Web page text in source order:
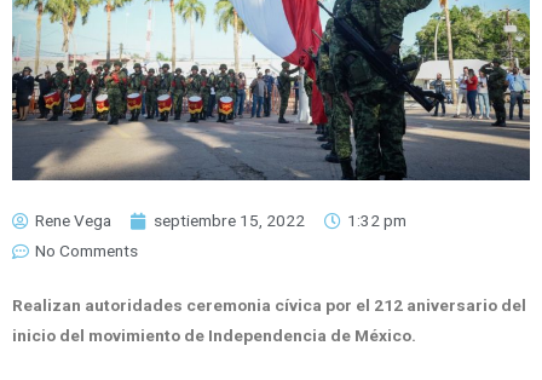
Rene Vega septiembre 15, 2022
1:32 pm
No Comments
Realizan autoridades ceremonia cívica por el 212 aniversario del
inicio del movimiento de Independencia de México.